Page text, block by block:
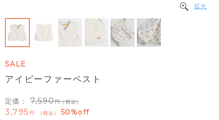
拡大
SALE
アイビーファーベスト
定価： 7,590 （税込）
3,795 税込 50%off